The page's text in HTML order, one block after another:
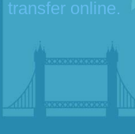
transfer online.